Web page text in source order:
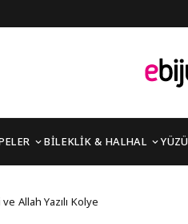
BİLEKLİK & HALHAL
Kürsi
Allah Yazılı Kolye